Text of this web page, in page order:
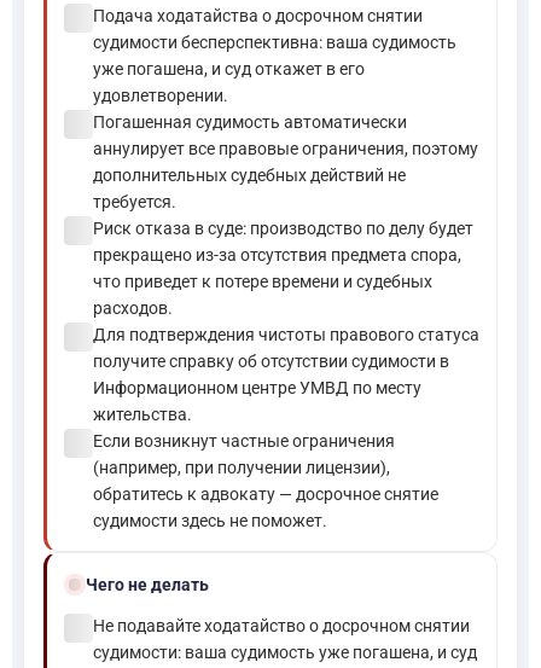
Подача ходатайства о досрочном снятии
судимости бесперспективна: ваша судимость
уже погашена, и суд откажет в его
удовлетворении.
Погашенная судимость автоматически
аннулирует все правовые ограничения, поэтому
дополнительных судебных действий не
требуется.
Риск отказа в суде: производство по делу будет
прекращено из-за отсутствия предмета спора,
что приведет к потере времени и судебных
расходов.
Для подтверждения чистоты правового статуса
получите справку об отсутствии судимости в
Информационном центре УМВД по месту
жительства.
Если возникнут частные ограничения
(например, при получении лицензии),
обратитесь к адвокату — досрочное снятие
судимости здесь не поможет.
block Чего не делать
Не подавайте ходатайство о досрочном снятии
судимости: ваша судимость уже погашена, и суд